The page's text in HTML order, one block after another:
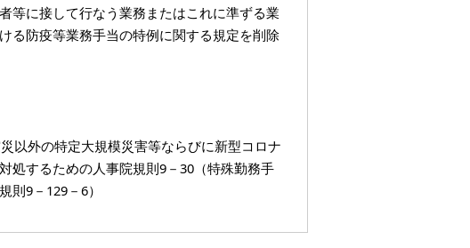
等に接して行なう業務またはこれに準ずる業
る防疫等業務手当の特例に関する規定を削除
以外の特定大規模災害等ならびに新型コロナ
処するための人事院規則9－30（特殊勤務手
則9－129－6）